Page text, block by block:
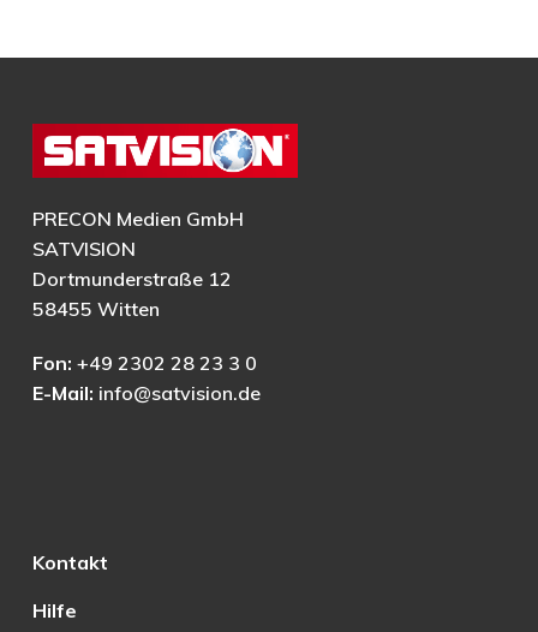
PRECON Medien GmbH
SATVISION
Dortmunderstraße 12
58455 Witten
Fon: +49 2302 28 23 3 0
E-Mail: info@satvision.de
Kontakt
Hilfe